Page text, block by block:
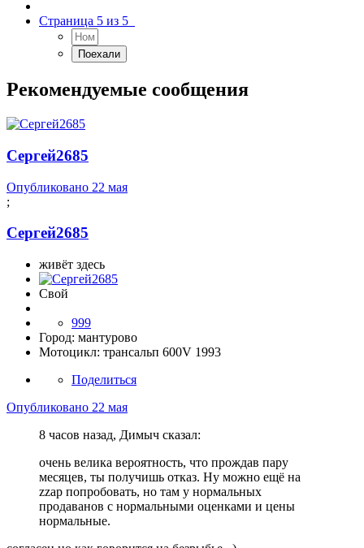
Страница 5 из 5
Рекомендуемые сообщения
Сергей2685
Опубликовано 22 мая
;
Сергей2685
живёт здесь
Свой
999
Город: мантурово
Мотоцикл: трансальп 600V 1993
Поделиться
Опубликовано 22 мая
8 часов назад, Димыч сказал:
очень велика вероятность, что прождав пару
месяцев, ты получишь отказ. Ну можно ещё на
zzap попробовать, но там у нормальных
продаванов с нормальными оценками и цены
нормальные.